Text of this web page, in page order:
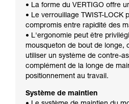
• La forme du VERTIGO offre
• Le verrouillage TWIST-LOCK
compromis entre rapidité des
• L'ergonomie peut être
mousqueton de bout de longe,
utiliser un système de contre-
complément de la longe de
positionnement au travail.
Système de maintien